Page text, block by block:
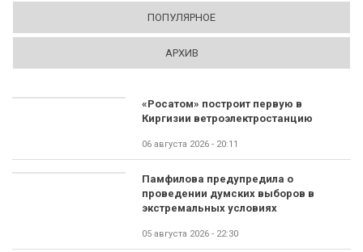
ПОПУЛЯРНОЕ
АРХИВ
«Росатом» построит первую в
Киргизии ветроэлектростанцию
06 августа 2026 - 20:11
Памфилова предупредила о
проведении думских выборов в
экстремальных условиях
05 августа 2026 - 22:30